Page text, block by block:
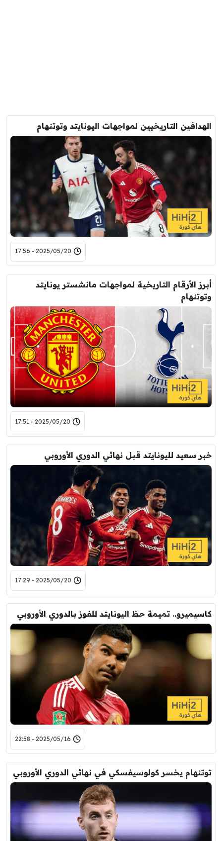
الهدافين التاريخيين لمواجهات اليونايتد وتوتنهام
2025/05/20 - 17:56
أبرز الأرقام التاريخية لمواجهات مانشستر يونايتد
وتوتنهام
2025/05/20 - 17:51
خبر سعيد لليونايتد قبل نهائي الدوري الأوروبي
2025/05/20 - 17:29
كاسيميرو.. تميمة حظ اليونايتد للفوز بالدوري الأوروبي
2025/05/16 - 22:58
توتنهام يخسر كولوسيفسكي في نهائي الدوري الأوروبي